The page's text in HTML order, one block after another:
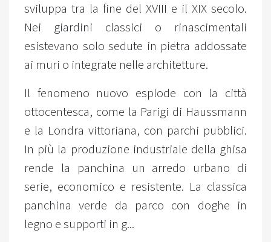
sviluppa tra la fine del XVIII e il XIX secolo.
Nei giardini classici o rinascimentali
esistevano solo sedute in pietra addossate
ai muri o integrate nelle architetture.
Il fenomeno nuovo esplode con la città
ottocentesca, come la Parigi di Haussmann
e la Londra vittoriana, con parchi pubblici.
In più la produzione industriale della ghisa
rende la panchina un arredo urbano di
serie, economico e resistente. La classica
panchina verde da parco con doghe in
legno e supporti in g...